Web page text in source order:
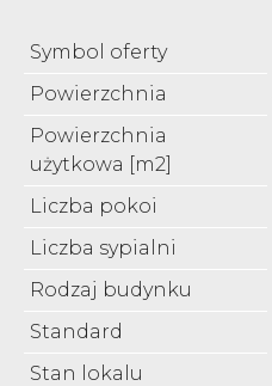
Symbol oferty
Powierzchnia
Powierzchnia
użytkowa [m2]
Liczba pokoi
Liczba sypialni
Rodzaj budynku
Standard
Stan lokalu